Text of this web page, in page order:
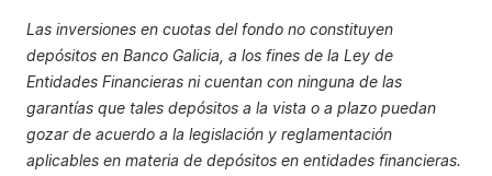
Las inversiones en cuotas del fondo no constituyen
depósitos en Banco Galicia, a los fines de la Ley de
Entidades Financieras ni cuentan con ninguna de las
garantías que tales depósitos a la vista o a plazo puedan
gozar de acuerdo a la legislación y reglamentación
aplicables en materia de depósitos en entidades financieras.